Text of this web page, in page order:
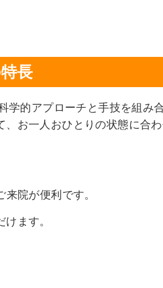
長
学的アプローチと手技を組み
、お一人おひとりの状態に合
院が便利です。
ます。